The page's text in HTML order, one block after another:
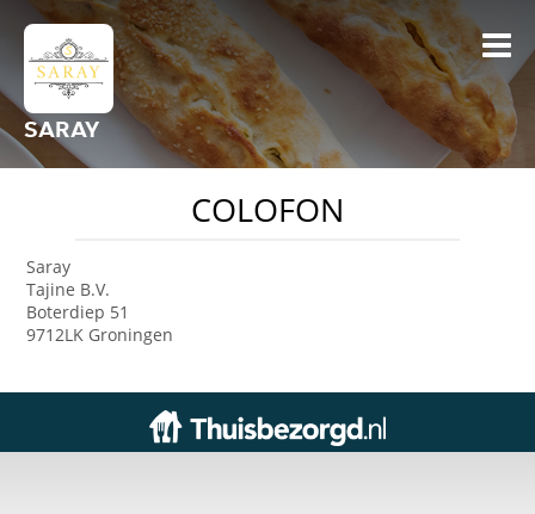
SARAY
COLOFON
Saray
Tajine B.V.
Boterdiep 51
9712LK Groningen